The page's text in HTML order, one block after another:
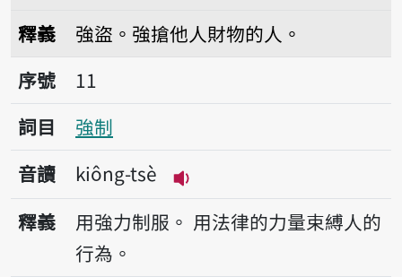
釋義
強盜。強搶他人財物的人。
序號11強制
序號
11
詞目
強制
音讀
kiông-tsè
播放音讀kiông-tsè
釋義 用強力制服。 用法律的力量束縛人的
行為。